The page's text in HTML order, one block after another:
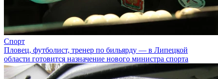
Спорт
Пловец, футболист, тренер по бильярду — в Липецкой
области готовится назначение нового министра спорта